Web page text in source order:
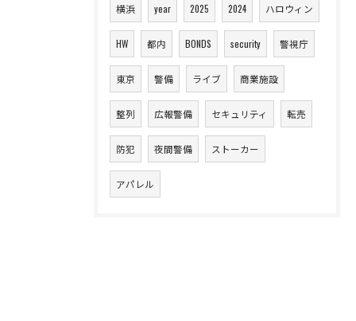
横浜 year 2025 2024 ハロウィン
HW 都内 BONDS security 警視庁
東京 警備 ライブ 商業施設
整列 広報警備 セキュリティ 転売
防犯 夜間警備 ストーカー
アパレル